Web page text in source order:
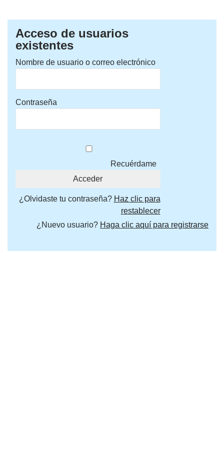
Acceso de usuarios
existentes
Nombre de usuario o correo electrónico
Contraseña
Recuérdame
¿Olvidaste tu contraseña? Haz clic para
restablecer
¿Nuevo usuario? Haga clic aquí para registrarse